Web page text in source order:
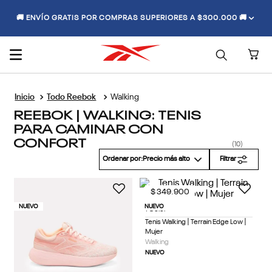
🚚 ENVÍO GRATIS POR COMPRAS SUPERIORES A $300.000 🚚
Todo Reebok Walking
REEBOK | WALKING: TENIS
PARA CAMINAR CON
CONFORT 10
Ordenar por Precio más alto Filtrar
NUEVO NUEVO
1 Color
Tenis Walking | Terrain Edge Low |
Mujer
Walking
NUEVO
$349.900